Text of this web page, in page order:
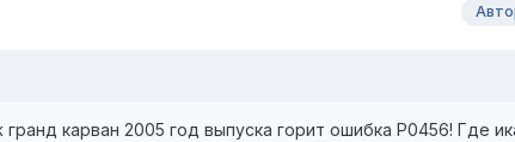
карван 2005 год выпуска горит ошибка P0456! Где